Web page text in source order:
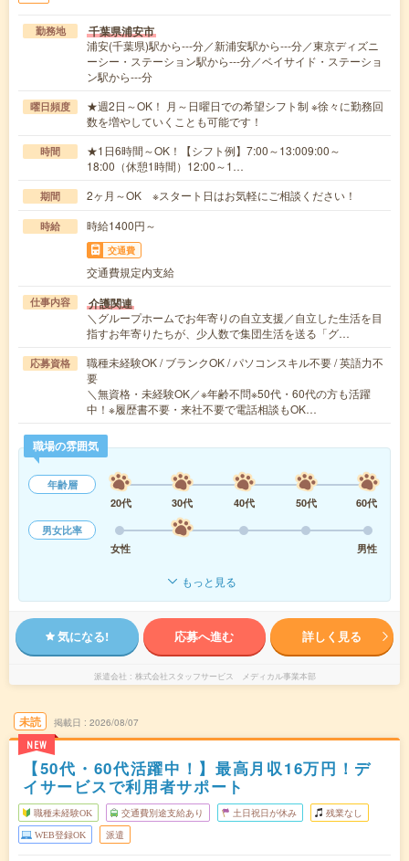
勤務地 千葉県浦安市
浦安(千葉県)駅から---分／新浦安駅から---分／東京ディズニ
ーシー・ステーション駅から---分／ベイサイド・ステーショ
ン駅から---分
曜日頻度
★週2日～OK！ 月～日曜日での希望シフト制 ※徐々に勤務回
数を増やしていくことも可能です！
時間
★1日6時間～OK！【シフト例】7:00～13:009:00～
18:00（休憩1時間）12:00～1…
期間 2ヶ月～OK ※スタート日はお気軽にご相談ください！
時給 時給1400円～
交通費
交通費規定内支給
仕事内容 介護関連
＼グループホームでお年寄りの自立支援／自立した生活を目
指すお年寄りたちが、少人数で集団生活を送る「グ…
応募資格
職種未経験OK / ブランクOK / パソコンスキル不要 / 英語力不
要
＼無資格・未経験OK／※年齢不問※50代・60代の方も活躍
中！※履歴書不要・来社不要で電話相談もOK…
職場の雰囲気
年齢層
20代
30代 40代 50代
60代
男女比率
女性
男性
もっと見る
気になる! 応募へ進む 詳しく見る
派遣会社 株式会社スタッフサービス メディカル事業本部
未読
NEW
掲載日 2026/08/07
【50代・60代活躍中！】最高月収16万円！デ
イサービスで利用者サポート
職種未経験OK 交通費別途支給あり 土日祝日が休み 残業なし
WEB登録OK 派遣